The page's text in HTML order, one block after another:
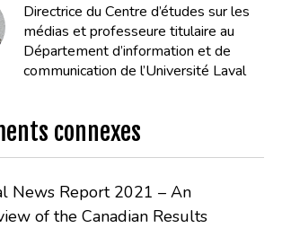
Directrice du Centre d’études sur les
médias et professeure titulaire au
Département d’information et de
communication de l’Université Laval
connexes
News Report 2021 – An
of the Canadian Results